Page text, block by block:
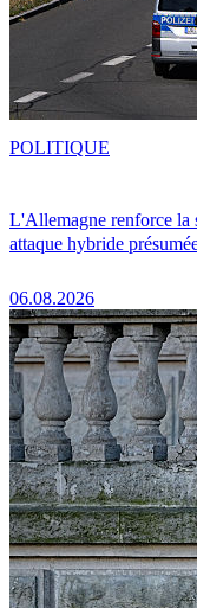
L'Allemagne renforce la
attaque hybride
06.08.2026
POLITIQUE